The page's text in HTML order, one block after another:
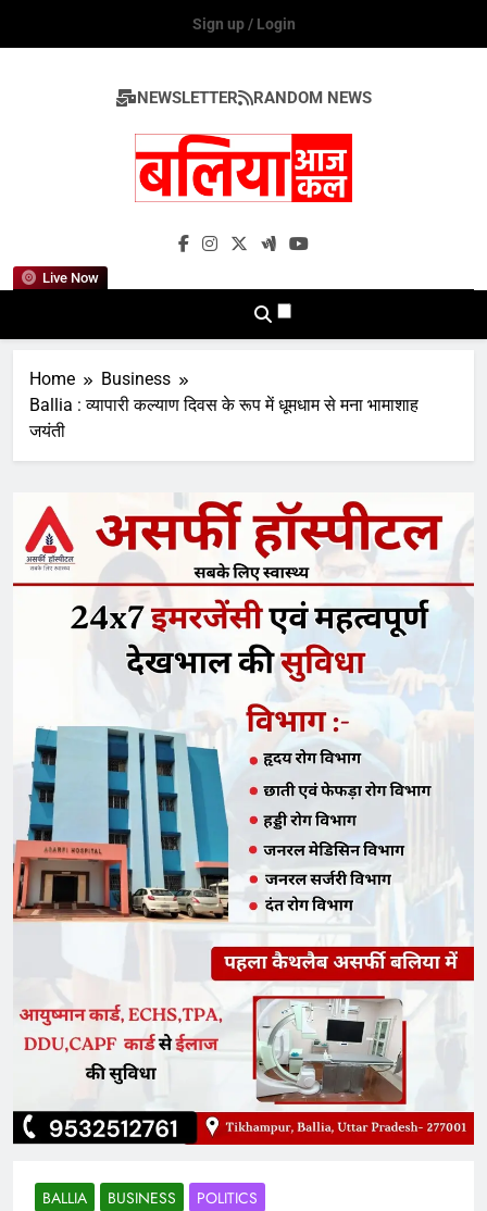
Sign up / Login
NEWSLETTER RANDOM NEWS
Live Now
Ballia Aaj Kal
Home
Business
Ballia : व्यापारी कल्याण दिवस के रूप में धूमधाम से मना भामाशाह
जयंती
BALLIA BUSINESS POLITICS